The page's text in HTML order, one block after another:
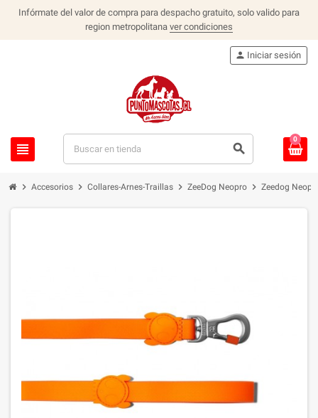
Infórmate del valor de compra para despacho gratuito, solo valido para
region metropolitana ver condiciones
view_headline search
person Iniciar sesión
0
chevron_right Accesorios chevron_right Collares-Arnes-Traillas chevron_right ZeeDog Neopro chevron_right Zeedog